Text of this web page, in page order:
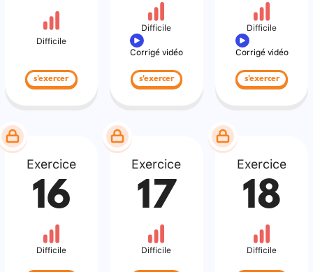
Difficile
s'exercer
Difficile
Corrigé vidéo
s'exercer
Difficile
Corrigé vidéo
s'exercer
Exercice
16
Difficile
Exercice
17
Difficile
Exercice
18
Difficile